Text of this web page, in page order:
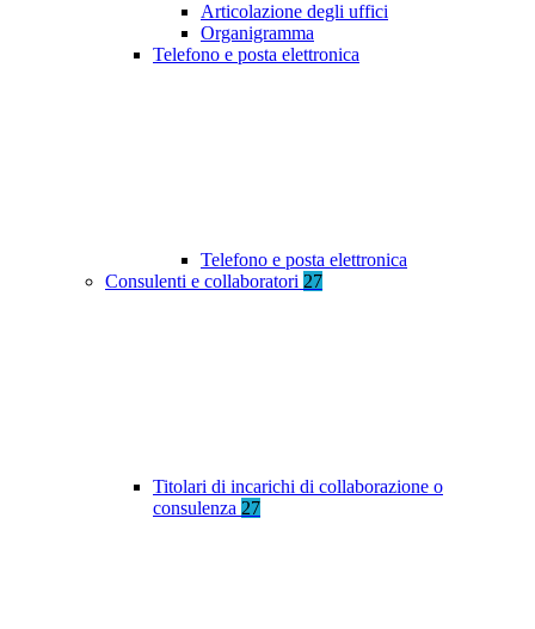
Articolazione degli uffici
Organigramma
Telefono e posta elettronica
Telefono e posta elettronica
Consulenti e collaboratori 27
Titolari di incarichi di collaborazione o
consulenza 27